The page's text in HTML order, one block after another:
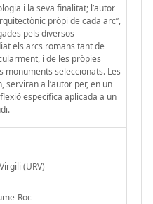
i la seva finalitat; l’autor
pròpi de cada arc”,
pels diversos
els arcs romans tant de
i de les pròpies
monuments seleccionats. Les
serviran a l’autor per, en un
específica aplicada a un
(URV)
Roc